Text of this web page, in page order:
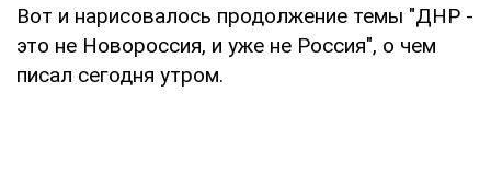
Вот и нарисовалось продолжение темы "ДНР -
это не Новороссия, и уже не Россия", о чем
писал сегодня утром.